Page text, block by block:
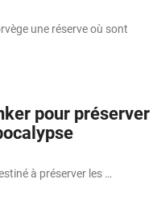
une réserve où sont
pour préserver
à préserver les …